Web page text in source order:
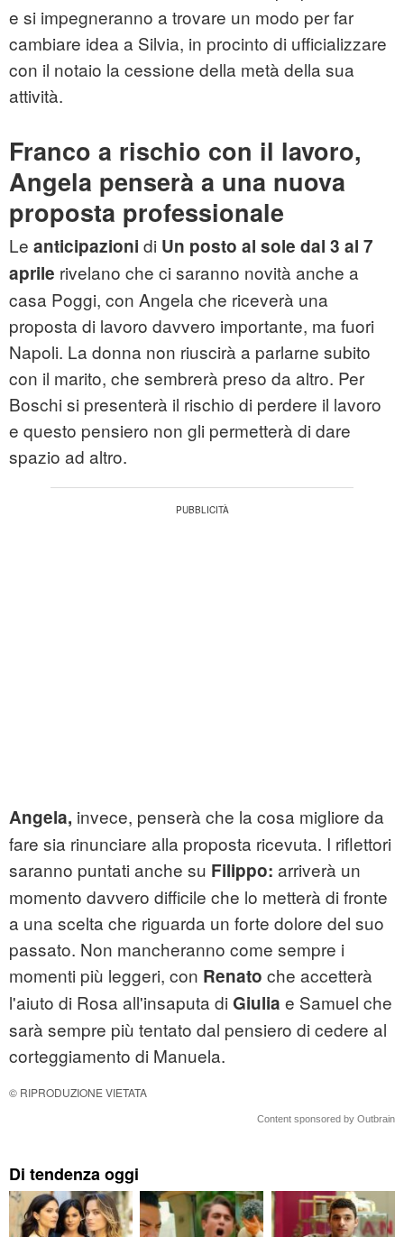
e si impegneranno a trovare un modo per far
cambiare idea a Silvia, in procinto di ufficializzare
con il notaio la cessione della metà della sua
attività.
Franco a rischio con il lavoro,
Angela penserà a una nuova
proposta professionale
Le anticipazioni di Un posto al sole dal 3 al 7
aprile rivelano che ci saranno novità anche a
casa Poggi, con Angela che riceverà una
proposta di lavoro davvero importante, ma fuori
Napoli. La donna non riuscirà a parlarne subito
con il marito, che sembrerà preso da altro. Per
Boschi si presenterà il rischio di perdere il lavoro
e questo pensiero non gli permetterà di dare
spazio ad altro.
Angela, invece, penserà che la cosa migliore da
fare sia rinunciare alla proposta ricevuta. I riflettori
saranno puntati anche su Filippo: arriverà un
momento davvero difficile che lo metterà di fronte
a una scelta che riguarda un forte dolore del suo
passato. Non mancheranno come sempre i
momenti più leggeri, con Renato che accetterà
l'aiuto di Rosa all'insaputa di Giulia e Samuel che
sarà sempre più tentato dal pensiero di cedere al
corteggiamento di Manuela.
© RIPRODUZIONE VIETATA
Content sponsored by Outbrain
Di tendenza oggi